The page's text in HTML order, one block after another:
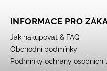
INFORMACE PRO
Jak nakupovat & FAQ
Obchodní podmínky
Podmínky ochrany osobních